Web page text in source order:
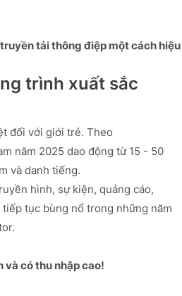
tải thông điệp một cách hiệu
trình xuất sắc
đối với giới trẻ. Theo
năm 2025 dao động từ 15 - 50
và danh tiếng.
hình, sự kiện, quảng cáo,
tục bùng nổ trong những năm
có thu nhập cao!